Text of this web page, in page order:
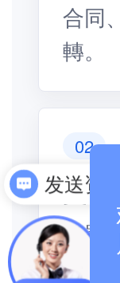
合同
轉。
02
文书
簽署
務承
发送资料